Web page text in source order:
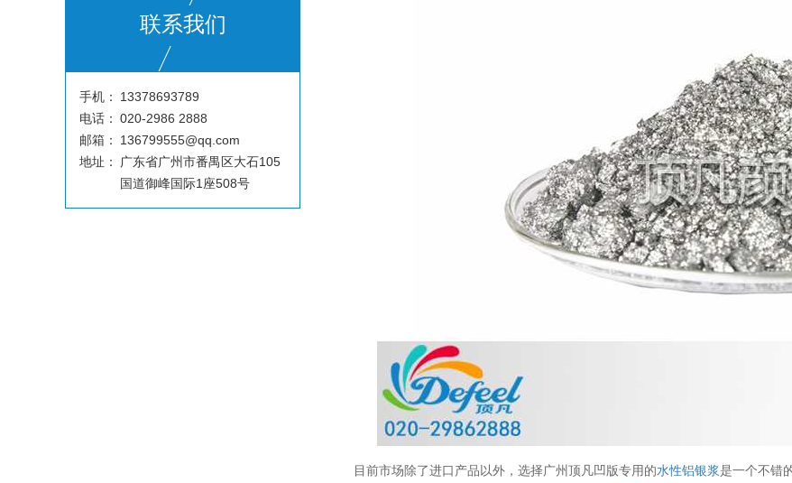
联系我们
手机：
13378693789
电话： 020-2986 2888
邮箱：
136799555@qq.com
地址：
广东省广州市番禺区大石105
国道御峰国际1座508号
目前市场除了进口产品以外，选择广州顶凡凹版专用的水性铝银浆是一个不错